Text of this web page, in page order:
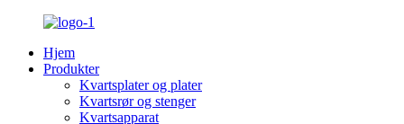
Hjem
Produkter
Kvartsplater og plater
Kvartsrør og stenger
Kvartsapparat